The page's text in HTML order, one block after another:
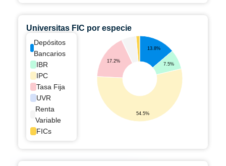
Universitas FIC por especie
Depósitos
Bancarios
IBR
IPC
Tasa Fija
UVR
Renta
Variable
FICs
13.8%
7.5%
17.2%
54.5%